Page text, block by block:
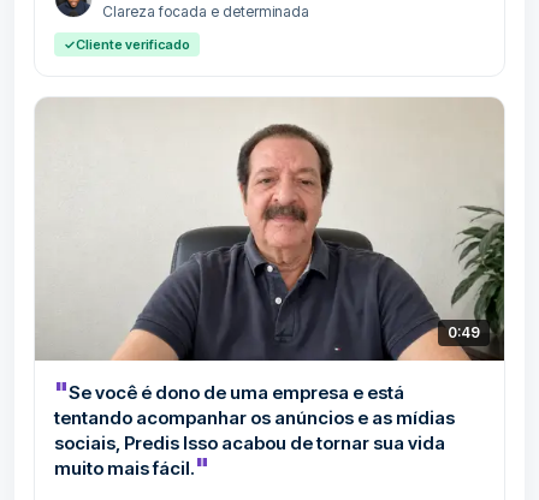
Clareza focada e determinada
✓Cliente verificado
0:49
"Se você é dono de uma empresa e está
tentando acompanhar os anúncios e as mídias
sociais, Predis Isso acabou de tornar sua vida
muito mais fácil."